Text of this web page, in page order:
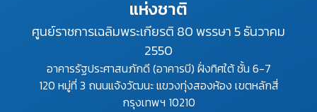
แห่งชาติ
ศูนย์ราชการเฉลิมพระเกียรติ 80 พรรษา 5 ธันวาคม
2550
อาคารรัฐประศาสนภักดี (อาคารบี) ฝั่งทิศใต้ ชั้น 6-7
120 หมู่ที่ 3 ถนนแจ้งวัฒนะ แขวงทุ่งสองห้อง เขตหลักสี่
กรุงเทพฯ 10210